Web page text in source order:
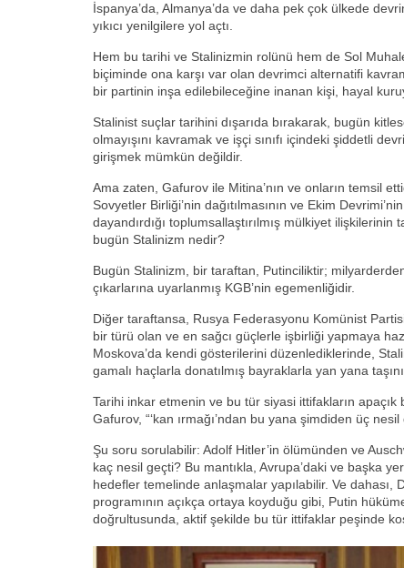
İspanya’da, Almanya’da ve daha pek çok ülkede
yıkıcı yenilgilere yol açtı.
Hem bu tarihi ve Stalinizmin rolünü hem de Sol
biçiminde ona karşı var olan devrimci alternatifi
bir partinin inşa edilebileceğine inanan kişi, hayal
Stalinist suçlar tarihini dışarıda bırakarak, bugün
olmayışını kavramak ve işçi sınıfı içindeki şiddetli
girişmek mümkün değildir.
Ama zaten, Gafurov ile Mitina’nın ve onların temsil
Sovyetler Birliği’nin dağıtılmasının ve Ekim
dayandırdığı toplumsallaştırılmış mülkiyet ilişkilerinin
bugün Stalinizm nedir?
Bugün Stalinizm, bir taraftan, Putinciliktir;
çıkarlarına uyarlanmış KGB’nin egemenliğidir.
Diğer taraftansa, Rusya Federasyonu Komünist
bir türü olan ve en sağcı güçlerle işbirliği yapmaya
Moskova’da kendi gösterilerini düzenlediklerinde,
gamalı haçlarla donatılmış bayraklarla yan yana
Tarihi inkar etmenin ve bu tür siyasi ittifakların apaçık
Gafurov, “‘kan ırmağı’ndan bu yana şimdiden üç
Şu soru sorulabilir: Adolf Hitler’in ölümünden ve
kaç nesil geçti? Bu mantıkla, Avrupa’daki ve başka
hedefler temelinde anlaşmalar yapılabilir. Ve dahası,
programının açıkça ortaya koyduğu gibi, Putin
doğrultusunda, aktif şekilde bu tür ittifaklar peşinde